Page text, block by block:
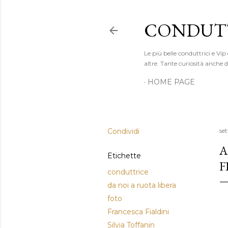
Le più belle conduttrici e Vip
altre. Tante curiosità anche
HOME PAGE
Condividi
Etichette
conduttrice
da noi a ruota libera
foto
Francesca Fialdini
Silvia Toffanin